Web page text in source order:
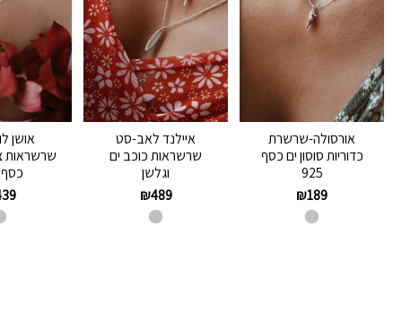
אורסולה-שרשרת
כדוריות סוסון ים כסף
925
₪189
איילנד לאב-סט
שרשראות כוכב ים
וגלשן
₪489
אושן
שרשראות
כסף